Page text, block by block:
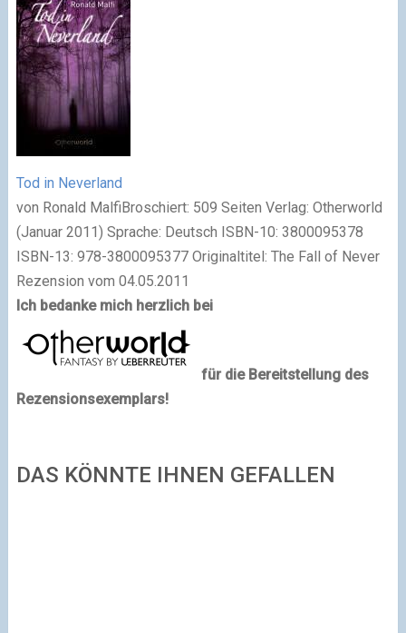
Tod in Neverland
von Ronald MalfiBroschiert: 509 Seiten Verlag: Otherworld
(Januar 2011) Sprache: Deutsch ISBN-10: 3800095378
ISBN-13: 978-3800095377 Originaltitel: The Fall of Never
Rezension vom 04.05.2011
Ich bedanke mich herzlich bei
für die Bereitstellung des
Rezensionsexemplars!
DAS KÖNNTE IHNEN GEFALLEN